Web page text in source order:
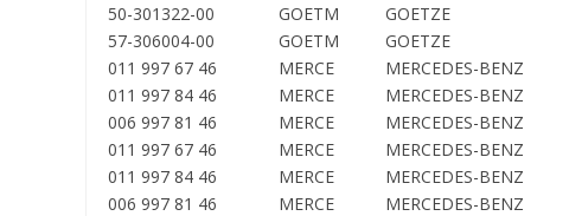
50-301322-00
GOETM
GOETZE
57-306004-00
GOETM
GOETZE
011 997 67 46
MERCE
MERCEDES-BENZ
011 997 84 46
MERCE
MERCEDES-BENZ
006 997 81 46
MERCE
MERCEDES-BENZ
011 997 67 46
MERCE
MERCEDES-BENZ
011 997 84 46
MERCE
MERCEDES-BENZ
006 997 81 46
MERCE
MERCEDES-BENZ